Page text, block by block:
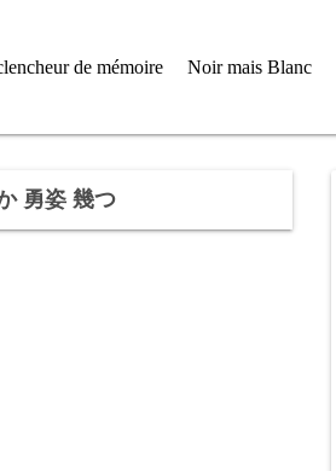
de mémoire Noir mais Blanc
勇姿 幾つ